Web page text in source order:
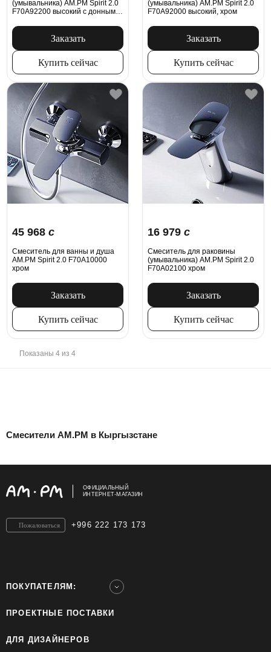
(умывальника) AM.PM Spirit 2.0
F70A92200 высокий с донным
Заказать
Купить сейчас
(умывальника) AM.PM Spirit 2.0
F70A92000 высокий, хром
Заказать
Купить сейчас
45 968 c
Смеситель для ванны и душа
AM.PM Spirit 2.0 F70A10000
хром
Заказать
Купить сейчас
16 979 c
Смеситель для раковины
(умывальника) AM.PM Spirit 2.0
F70A02100 хром
Заказать
Купить сейчас
Показаны 4 из 4
Смесители AM.PM в Кыргызстане
ОФИЦИАЛЬНЫЙ
ИНТЕРНЕТ-МАГАЗИН
+996 222 173 173
Пожаловаться
ПОКУПАТЕЛЯМ:
ПРОЕКТНЫЕ ПОСТАВКИ
ДЛЯ ДИЗАЙНЕРОВ